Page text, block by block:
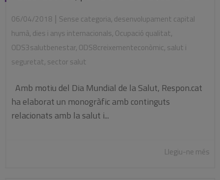
06/04/2018 | Sense categoria, desenvolupament capital
humà, dies i anys internacionals, Ocupació qualitat,
ODS3salutbenestar, ODS8creixementeconòmic, salut i
seguretat, sector salut
Amb motiu del Dia Mundial de la Salut, Respon.cat
ha elaborat un monogràfic amb continguts
relacionats amb la salut i...
Llegiu-ne més